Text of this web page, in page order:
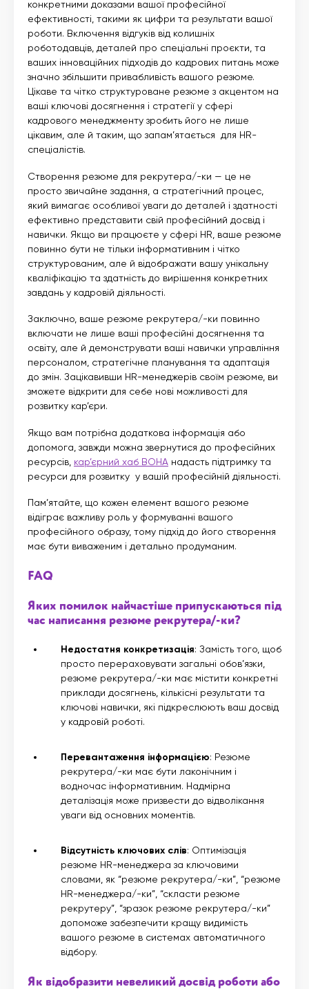
конкретними доказами вашої професійної
ефективності, такими як цифри та результати вашої
роботи. Включення відгуків від колишніх
роботодавців, деталей про спеціальні проєкти, та
ваших інноваційних підходів до кадрових питань може
значно збільшити привабливість вашого резюме.
Цікаве та чітко структуроване резюме з акцентом на
ваші ключові досягнення і стратегії у сфері
кадрового менеджменту зробить його не лише
цікавим, але й таким, що запам’ятається для HR-
спеціалістів.
Створення резюме для рекрутера/-ки — це не
просто звичайне задання, а стратегічний процес,
який вимагає особливої уваги до деталей і здатності
ефективно представити свій професійний досвід і
навички. Якщо ви працюєте у сфері HR, ваше резюме
повинно бути не тільки інформативним і чітко
структурованим, але й відображати вашу унікальну
кваліфікацію та здатність до вирішення конкретних
завдань у кадровій діяльності.
Заключно, ваше резюме рекрутера/-ки повинно
включати не лише ваші професійні досягнення та
освіту, але й демонструвати ваші навички управління
персоналом, стратегічне планування та адаптація
до змін. Зацікавивши HR-менеджерів своїм резюме, ви
зможете відкрити для себе нові можливості для
розвитку кар’єри.
Якщо вам потрібна додаткова інформація або
допомога, завжди можна звернутися до професійних
ресурсів, кар’єрний хаб ВОНА надасть підтримку та
ресурси для розвитку у вашій професійній діяльності.
Пам’ятайте, що кожен елемент вашого резюме
відіграє важливу роль у формуванні вашого
професійного образу, тому підхід до його створення
має бути виваженим і детально продуманим.
FAQ
Яких помилок найчастіше припускаються під
час написання резюме рекрутера/-ки?
Недостатня конкретизація: Замість того, щоб
просто перераховувати загальні обов’язки,
резюме рекрутера/-ки має містити конкретні
приклади досягнень, кількісні результати та
ключові навички, які підкреслюють ваш досвід
у кадровій роботі.
Перевантаження інформацією: Резюме
рекрутера/-ки має бути лаконічним і
водночас інформативним. Надмірна
деталізація може призвести до відволікання
уваги від основних моментів.
Відсутність ключових слів: Оптимізація
резюме HR-менеджера за ключовими
словами, як “резюме рекрутера/-ки”, “резюме
HR-менеджера/-ки”, “скласти резюме
рекрутеру”, “зразок резюме рекрутера/-ки”
допоможе забезпечити кращу видимість
вашого резюме в системах автоматичного
відбору.
Як відобразити невеликий досвід роботи або